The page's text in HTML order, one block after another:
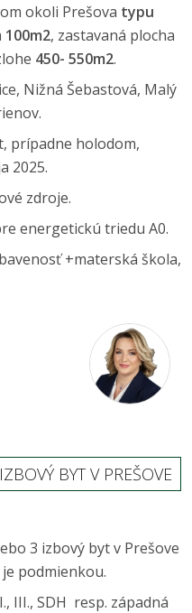
okoli Prešova typu
100m2, zastavaná plocha
450- 550m2.
Nižná Šebastová, Malý
prípadne holodom,
2025.
zdroje.
energetickú triedu A0.
+materská škola,
BYT V PREŠOVE
3 izbový byt v Prešove
podmienkou.
III., SDH resp. západná